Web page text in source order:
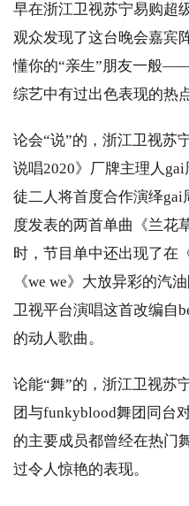
早在浙江卫视苏宁易购超
观众发现了这台晚会嘉
懂你的“亲生”朋友一般
综艺中有过出色表现的热
论会“说”的，浙江卫视苏
说唱2020》厂牌主理人
徒二人将首度合作演绎
度发表的两首单曲《兰花
时，节目单中还出现了在
《we we》大放异彩的汽
卫视平台演唱这首改编自
的动人歌曲。
论能“舞”的，浙江卫视苏
团与funkyblood舞团同台
的主要成员都曾经在热门
过令人惊艳的表现。